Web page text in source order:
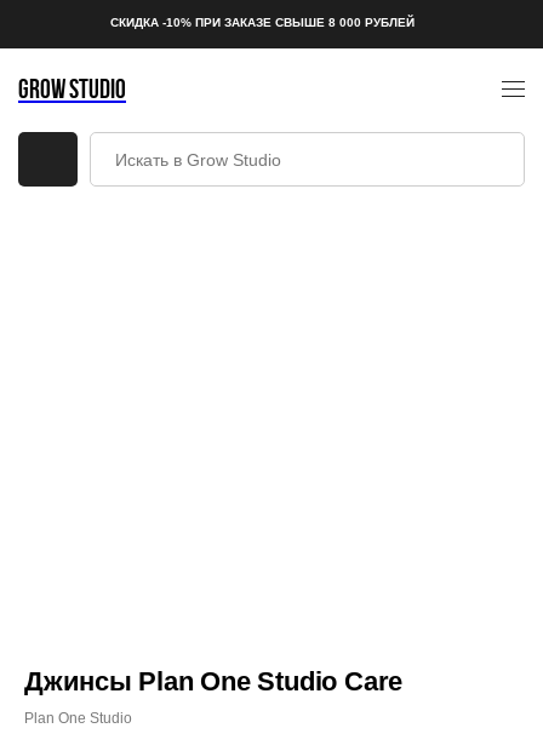
СКИДКА -10% ПРИ ЗАКАЗЕ СВЫШЕ 8 000 РУБЛЕЙ
GROW STUDIO
Джинсы Plan One Studio Care
Plan One Studio